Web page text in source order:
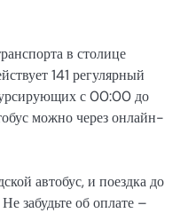
в столице
141 регулярный
с 00:00 до
можно через онлайн-
автобус, и поездка до
забудьте об оплате –